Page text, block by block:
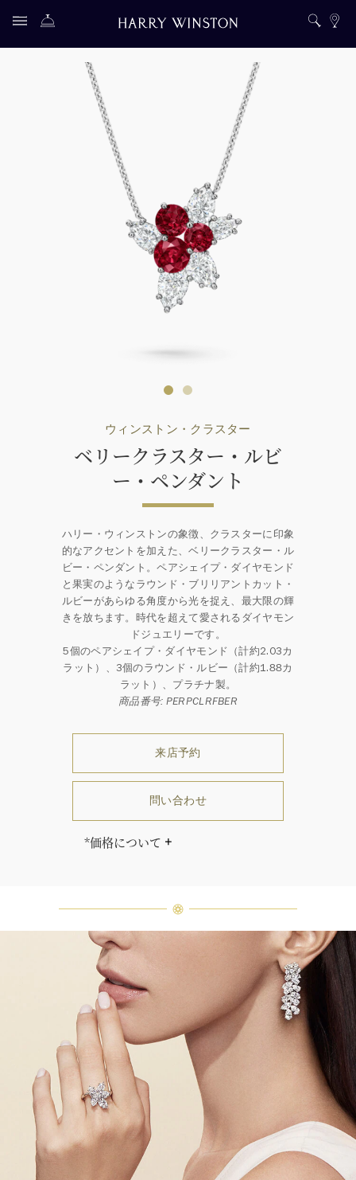
ウィンストン・クラスター
ベリークラスター・ルビ
ー・ペンダント
ハリー・ウィンストンの象徴、クラスターに印象
的なアクセントを加えた、ベリークラスター・ル
ビー・ペンダント。ペアシェイプ・ダイヤモンド
と果実のようなラウンド・ブリリアントカット・
ルビーがあらゆる角度から光を捉え、最大限の輝
きを放ちます。時代を超えて愛されるダイヤモン
ドジュエリーです。
5個のペアシェイプ・ダイヤモンド（計約2.03カ
ラット）、3個のラウンド・ルビー（計約1.88カ
ラット）、プラチナ製。
商品番号: PERPCLRFBER
来店予約
問い合わせ
*価格について
ウィンストンによって厳選された最
高品質のダイヤモンド及びジェムス
トーンは、ひとつひとつが唯一無二
の個性を有する天然の素材であるた
め、同製品間においてカラットおよ
び石数、クオリティ等が僅かに異な
る場合があります。ご不明な点は、
クライアントインフォメーションま
でお問合せ下さい。